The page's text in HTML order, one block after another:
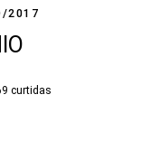
2017
curtidas